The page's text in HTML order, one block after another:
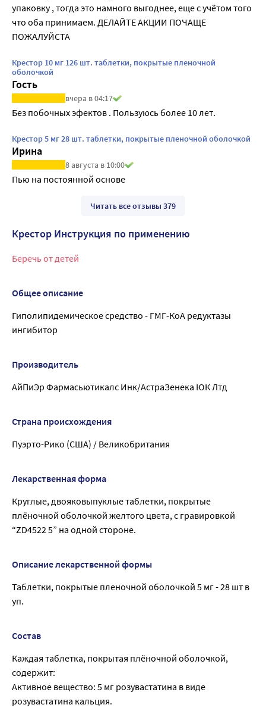
упаковку , тогда это намного выгоднее, еще с учётом того
что оба принимаем. ДЕЛАЙТЕ АКЦИИ ПОЧАЩЕ
ПОЖАЛУЙСТА
Крестор 10 мг 126 шт. таблетки, покрытые пленочной
оболочкой
Гость
вчера в 04:17
Без побочных эфектов . Пользуюсь более 10 лет.
Крестор 5 мг 28 шт. таблетки, покрытые пленочной оболочкой
Ирина
8 августа в 10:00
Пью на постоянной основе
Читать все отзывы 379
Крестор Инструкция по применению
Беречь от детей
Общее описание
Гиполипидемическое средство - ГМГ-КоА редуктазы
ингибитор
Производитель
АйПиЭр Фармасьютикалс Инк/АстраЗенека ЮК Лтд
Страна происхождения
Пуэрто-Рико (США) / Великобритания
Лекарственная форма
Круглые, двояковыпуклые таблетки, покрытые
плёночной оболочкой желтого цвета, с гравировкой
“ZD4522 5” на одной стороне.
Описание лекарственной формы
Таблетки, покрытые пленочной оболочкой 5 мг - 28 шт в
уп.
Состав
Каждая таблетка, покрытая плёночной оболочкой,
содержит:
Активное вещество: 5 мг розувастатина в виде
розувастатина кальция.